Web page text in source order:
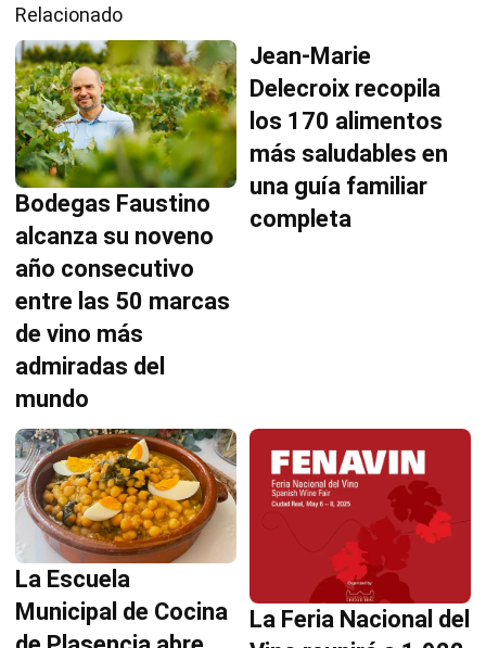
Relacionado
Bodegas Faustino
alcanza su noveno
año consecutivo
entre las 50 marcas
de vino más
admiradas del
mundo
Jean-Marie
Delecroix recopila
los 170 alimentos
más saludables en
una guía familiar
completa
La Escuela
Municipal de Cocina
La Feria Nacional del